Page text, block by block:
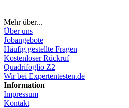
Mehr über...
Über uns
Jobangebote
Häufig gestellte Fragen
Kostenloser Rückruf
Quadrifoglio Z2
Wir bei Expertentesten.de
Information
Impressum
Kontakt